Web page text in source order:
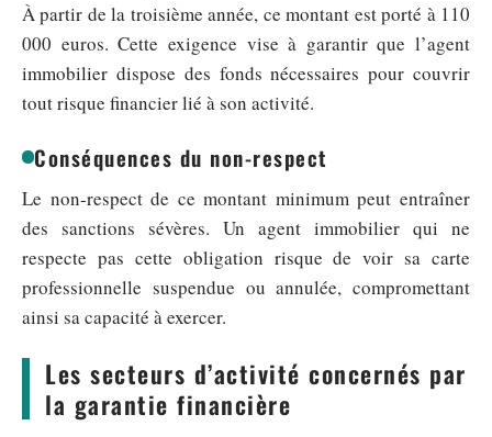
À partir de la troisième année, ce montant est porté à 110
000 euros. Cette exigence vise à garantir que l’agent
immobilier dispose des fonds nécessaires pour couvrir
tout risque financier lié à son activité.
Conséquences du non-respect
Le non-respect de ce montant minimum peut entraîner
des sanctions sévères. Un agent immobilier qui ne
respecte pas cette obligation risque de voir sa carte
professionnelle suspendue ou annulée, compromettant
ainsi sa capacité à exercer.
Les secteurs d’activité concernés par
la garantie financière